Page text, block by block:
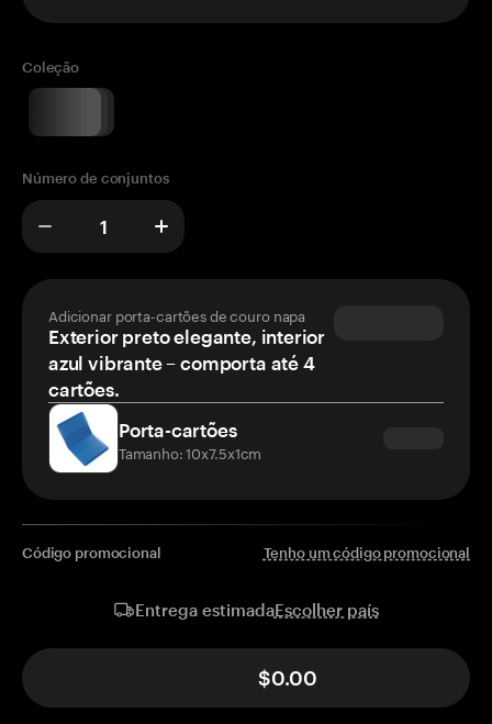
Coleção
Número de conjuntos
Adicionar porta-cartões de couro napa
Exterior preto elegante, interior
azul vibrante – comporta até 4
cartões.
Porta-cartões
Tamanho: 10x7.5x1cm
Código promocional Tenho um código promocional
Entrega estimadaEscolher país
$0.00